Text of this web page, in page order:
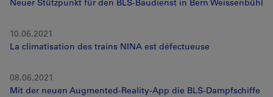
Neuer Stützpunkt für den BLS-Baudienst in Bern Weissenbühl
10.06.2021
La climatisation des trains NINA est défectueuse
08.06.2021
Mit der neuen Augmented-Reality-App die BLS-Dampfschiffe